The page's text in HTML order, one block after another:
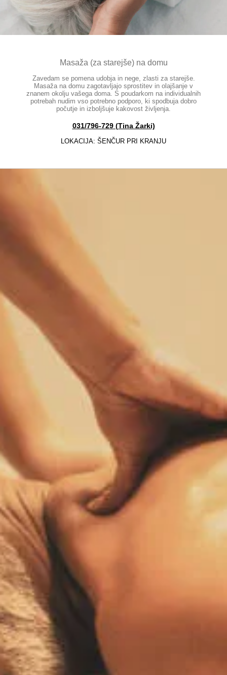
Masaža (za starejše) na domu
Zavedam se pomena udobja in nege, zlasti za starejše.
Masaža na domu zagotavljajo sprostitev in olajšanje v
znanem okolju vašega doma. S poudarkom na individualnih
potrebah nudim vso potrebno podporo, ki spodbuja dobro
počutje in izboljšuje kakovost življenja.
031/796-729 (Tina Žarki)
LOKACIJA: ŠENČUR PRI KRANJU